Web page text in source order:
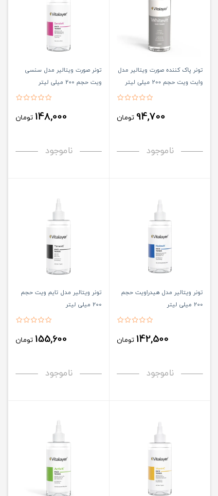
تونر پاک کننده صورت ویتالیر مدل
وایت ویت حجم 200 میلی لیتر
94,700 تومان
ناموجود
تونر صورت ویتالیر مدل سنسی
ویت حجم 200 میلی لیتر
148,000 تومان
ناموجود
تونر ویتالیر مدل هیدراویت حجم
200 میلی لیتر
142,500 تومان
ناموجود
تونر ویتالیر مدل تایم ویت حجم
200 میلی لیتر
155,600 تومان
ناموجود